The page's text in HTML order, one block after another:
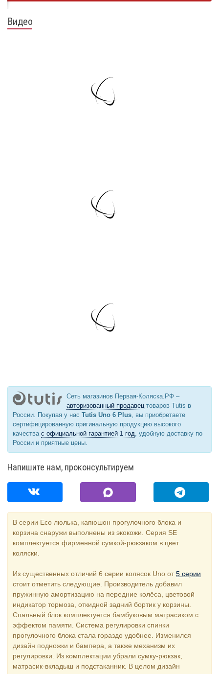
Видео
Сеть магазинов Первая-Коляска.РФ –
авторизованный продавецтоваров Tutis в
России. Покупая у нас Tutis Uno 6 Plus, вы приобретаете
сертифицированную оригинальную продукцию высокого
качества с официальной гарантией 1 год, удобную доставку по
России и приятные цены.
Напишите нам, проконсультируем
В серии Eco люлька, капюшон прогулочного блока и
корзина снаружи выполнены из экокожи. Серия SE
комплектуется фирменной сумкой-рюкзаком в цвет
коляски.
Из существенных отличий 6 серии колясок Uno от5 серии
стоит отметить следующие. Производитель добавил
пружинную амортизацию на передние колёса, цветовой
индикатор тормоза, откидной задний бортик у корзины.
Спальный блок комплектуется бамбуковым матрасиком с
эффектом памяти. Система регулировки спинки
прогулочного блока стала гораздо удобнее. Изменился
дизайн подножки и бампера, а также механизм их
регулировки. Из комплектации убрали сумку-рюкзак,
матрасик-вкладыш и подстаканник. В целом дизайн